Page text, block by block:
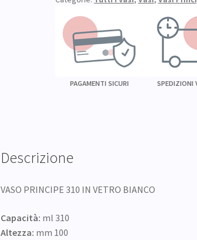
quantità
PAGAMENTI SICURI SPEDIZIONI
Descrizione
VASO PRINCIPE 310 IN VETRO BIANCO
Capacità: ml 310
Altezza: mm 100